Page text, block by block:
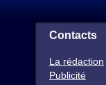
Contacts
La rédaction
Publicité